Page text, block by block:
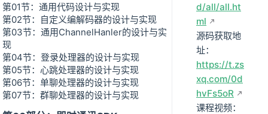
第01节：通用代码设计与实现
第02节：自定义编解码器的设计与实现
第03节：通用ChannelHanler的设计与实
现
第04节：登录处理器的设计与实现
第05节：心跳处理器的设计与实现
第06节：单聊处理器的设计与实现
第07节：群聊处理器的设计与实现
d/all/all.ht
ml
源码获取地
址：
https://t.zs
xq.com/0d
hvFs5oR
课程视频：